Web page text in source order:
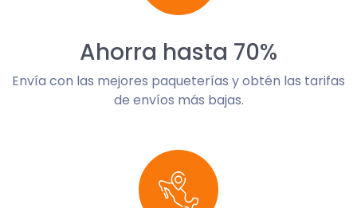
Ahorra hasta 70%
Envía con las mejores paqueterías y obtén las tarifas
de envíos más bajas.